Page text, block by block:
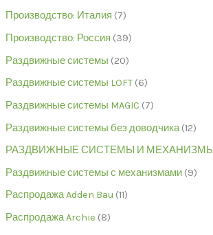
Производство: Италия 7
Производство: Россия 39
Раздвижные системы 20
Раздвижные системы LOFT 6
Раздвижные системы MAGIC 7
Раздвижные системы без доводчика 12
РАЗДВИЖНЫЕ СИСТЕМЫ И МЕХАНИЗМЫ
Раздвижные системы с механизмами 9
Распродажа Adden Bau 11
Распродажа Archie 8